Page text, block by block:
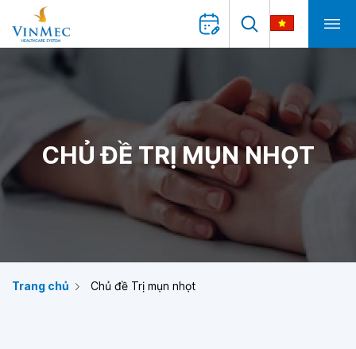
CHỦ ĐỀ TRỊ MỤN NHỌT
Trang chủ Chủ đề Trị mụn nhọt